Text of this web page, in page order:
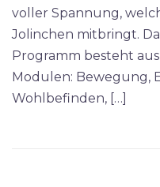
voller Spannung,
Jolinchen mitbringt.
Programm besteht
Modulen: Bewegung,
Wohlbefinden, […]